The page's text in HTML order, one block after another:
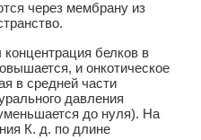
через мембрану из
белков в
и онкотическое
в средней части
давления
до нуля). На
К. д. по длине